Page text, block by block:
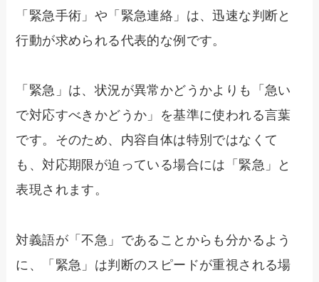
「緊急手術」や「緊急連絡」は、迅速な判断と
行動が求められる代表的な例です。
「緊急」は、状況が異常かどうかよりも「急い
で対応すべきかどうか」を基準に使われる言葉
です。そのため、内容自体は特別ではなくて
も、対応期限が迫っている場合には「緊急」と
表現されます。
対義語が「不急」であることからも分かるよう
に、「緊急」は判断のスピードが重視される場